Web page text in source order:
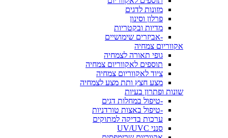
מזונות לדגים
פרלון וסינון
מדיות ובקטריות
-אביזרים שימושיים
אקווריום צמחיה
גופי תאורה לצמחיה
תוספים לאקווריום צמחיה
ציוד לאקווריום צמחיה
מצע חצץ ותת מצע לצמחיה
שונות ופתרון בעיות
-טיפול במחלות דגים
-טיפול באצות טורדניות
ערכות בדיקה למתוקים
סנני UV/UVC